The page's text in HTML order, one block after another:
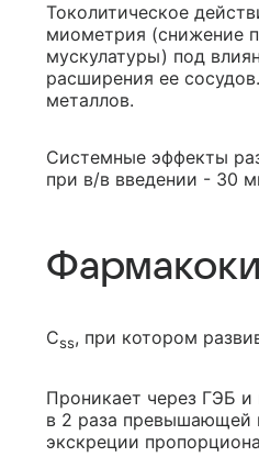
Токолитическое
миометрия (снижение
мускулатуры) под
расширения ее
металлов.
Системные эффекты
при в/в введении - 30
Css, при котором
Проникает через ГЭБ
в 2 раза превышающей
экскреции